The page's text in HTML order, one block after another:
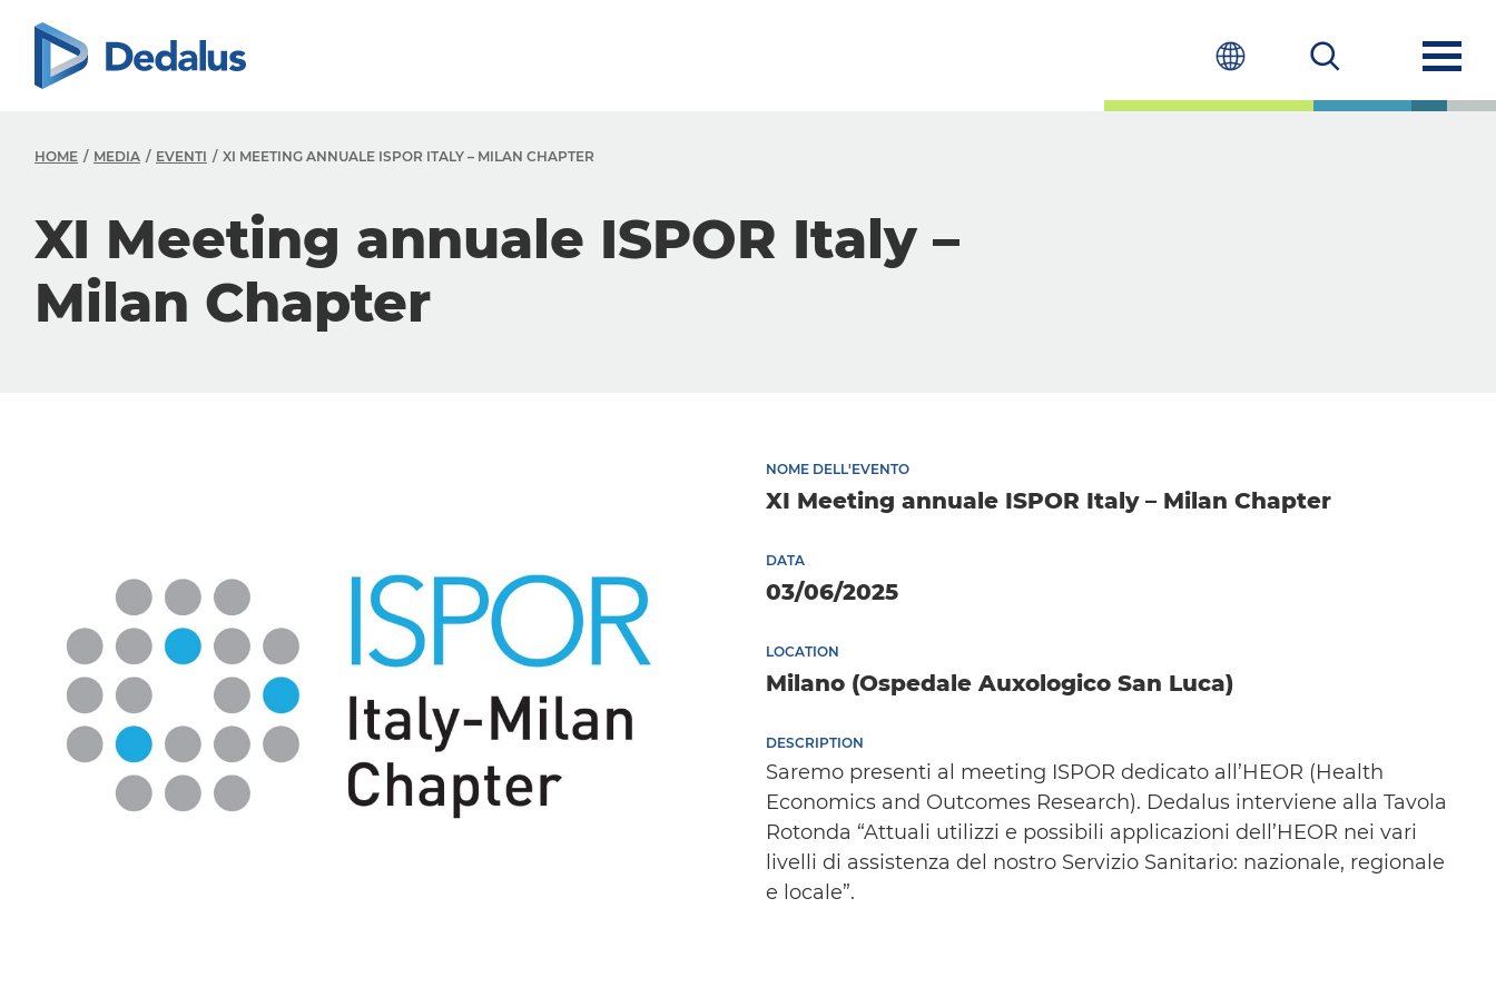
HOME MEDIA EVENTI XI MEETING ANNUALE ISPOR ITALY – MILAN CHAPTER
XI Meeting annuale ISPOR Italy –
Milan Chapter
NOME DELL'EVENTO
XI Meeting annuale ISPOR Italy – Milan Chapter
DATA
03/06/2025
LOCATION
Milano (Ospedale Auxologico San Luca)
DESCRIPTION
Saremo presenti al meeting ISPOR dedicato all’HEOR (Health
Economics and Outcomes Research). Dedalus interviene alla Tavola
Rotonda “Attuali utilizzi e possibili applicazioni dell’HEOR nei vari
livelli di assistenza del nostro Servizio Sanitario: nazionale, regionale
e locale”.